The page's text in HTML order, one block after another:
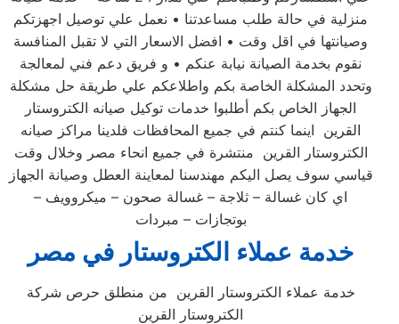
منزلية في حالة طلب مساعدتنا • نعمل علي توصيل اجهزتكم
وصيانتها في اقل وقت • افضل الاسعار التي لا تقبل المنافسة
نقوم بخدمة الصيانة نيابة عنكم • و فريق دعم فني لمعالجة
وتحدد المشكلة الخاصة بكم واطلاعكم علي طريقة حل مشكلة
الجهاز الخاص بكم أطلبوا خدمات توكيل صيانه الكتروستار
القرين اينما كنتم في جميع المحافظات فلدينا مراكز صيانه
الكتروستار القرين منتشرة في جميع انحاء مصر وخلال وقت
قياسي سوف يصل اليكم مهندسنا لمعاينة العطل وصيانة الجهاز
اي كان غسالة – ثلاجة – غسالة صحون – ميكروويف –
بوتجازات – مبردات
خدمة عملاء الكتروستار في مصر
خدمة عملاء الكتروستار القرين من منطلق حرص شركة
الكتروستار القرين